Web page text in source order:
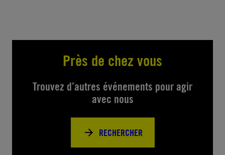
Près de chez vous
Trouvez d’autres événements pour agir
avec nous
RECHERCHER